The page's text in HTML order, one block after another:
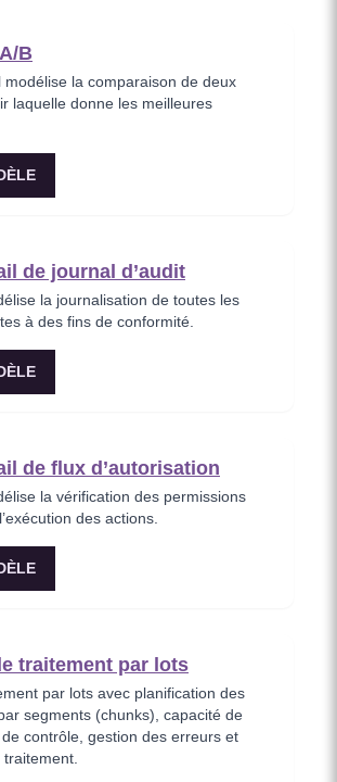
B
modélise la comparaison de deux
laquelle donne les meilleures
de journal d’audit
la journalisation de toutes les
à des fins de conformité.
de flux d’autorisation
la vérification des permissions
des actions.
traitement par lots
par lots avec planification des
segments (chunks), capacité de
contrôle, gestion des erreurs et